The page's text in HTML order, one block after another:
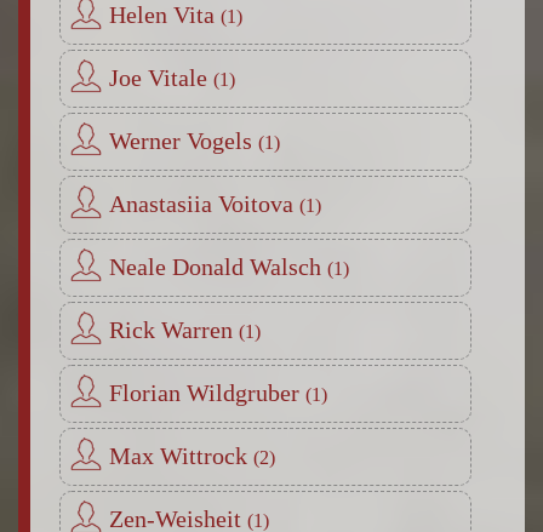
Helen Vita
Joe Vitale
Werner Vogels
Anastasiia Voitova
Neale Donald Walsch
Rick Warren
Florian Wildgruber
Max Wittrock
Zen-Weisheit